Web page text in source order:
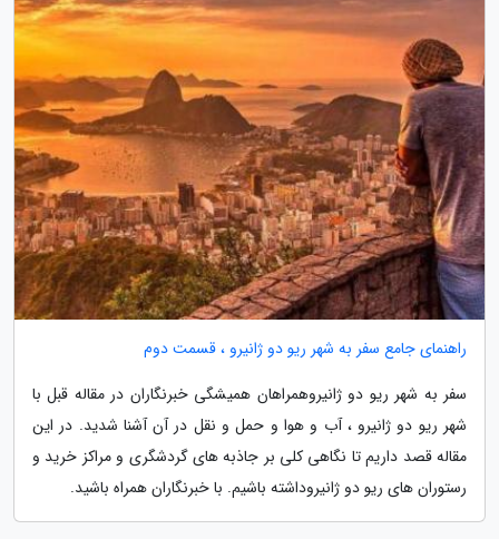
راهنمای جامع سفر به شهر ریو دو ژانیرو ، قسمت دوم
سفر به شهر ریو دو ژانیروهمراهان همیشگی خبرنگاران در مقاله قبل با
شهر ریو دو ژانیرو ، آب و هوا و حمل و نقل در آن آشنا شدید. در این
مقاله قصد داریم تا نگاهی کلی بر جاذبه های گردشگری و مراکز خرید و
رستوران های ریو دو ژانیروداشته باشیم. با خبرنگاران همراه باشید.